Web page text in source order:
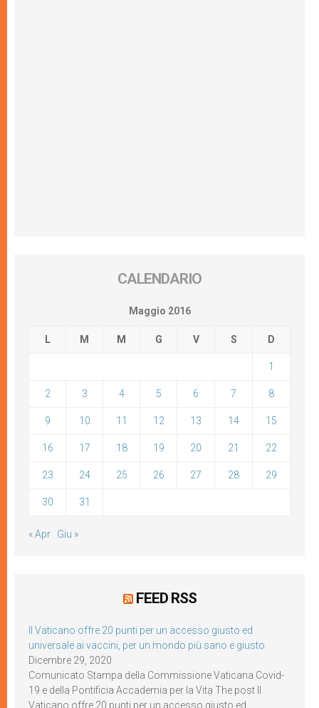
CALENDARIO
Maggio 2016
L M M G V S D
1
2 3 4 5 6 7 8
9 10 11 12 13 14 15
16 17 18 19 20 21 22
23 24 25 26 27 28 29
30 31
« Apr Giu »
FEED RSS
Il Vaticano offre 20 punti per un accesso giusto ed
universale ai vaccini, per un mondo più sano e giusto
Dicembre 29, 2020
Comunicato Stampa della Commissione Vaticana Covid-
19 e della Pontificia Accademia per la Vita The post Il
Vaticano offre 20 punti per un accesso giusto ed